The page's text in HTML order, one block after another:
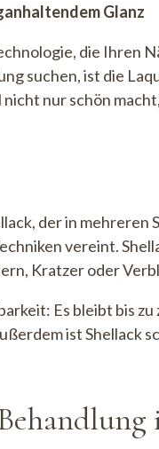
Glanz
die Ihren
suchen, ist die
nur schön
der in
vereint.
Kratzer oder
Es bleibt bis
ist Shellack